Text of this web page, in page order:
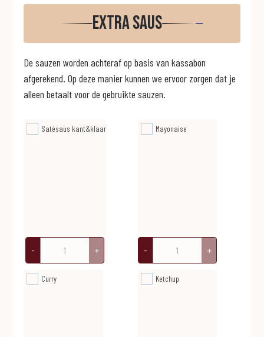
Extra saus
De sauzen worden achteraf op basis van kassabon
afgerekend. Op deze manier kunnen we ervoor zorgen dat je
alleen betaalt voor de gebruikte sauzen.
Satésaus kant&klaar
- +
Mayonaise
- +
Curry Ketchup